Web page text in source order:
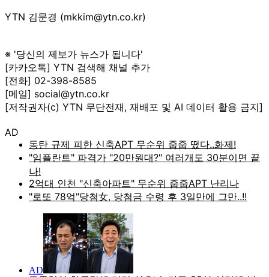
YTN 김문경 (mkkim@ytn.co.kr)
※ '당신의 제보가 뉴스가 됩니다'
[카카오톡] YTN 검색해 채널 추가
[전화] 02-398-8585
[메일] social@ytn.co.kr
[저작권자(c) YTN 무단전재, 재배포 및 AI 데이터 활용 금지]
AD